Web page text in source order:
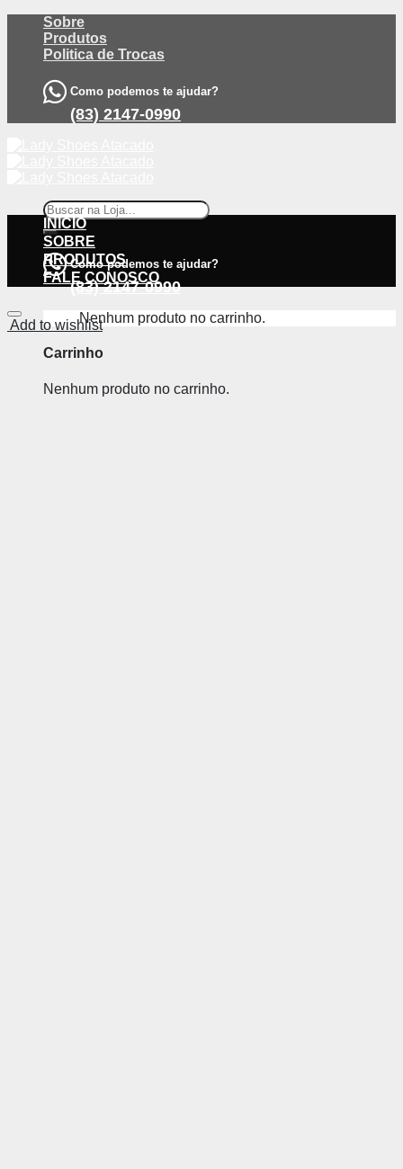
content
Sobre
Produtos
Politica de Trocas
Como podemos te ajudar?
(83) 2147-0990
Pesquisar
por:
Como podemos te ajudar?
(83) 2147-0990
Nenhum produto no carrinho.
Carrinho
Nenhum produto no carrinho.
INÍCIO
SOBRE
PRODUTOS
FALE CONOSCO
Add to wishlist